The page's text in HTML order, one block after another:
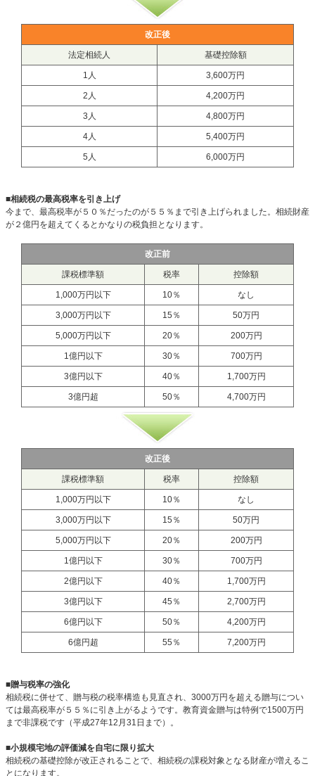
改正後
法定相続人 基礎控除額
1人 3,600万円
2人 4,200万円
3人 4,800万円
4人 5,400万円
5人 6,000万円
■相続税の最高税率を引き上げ
今まで、最高税率が５０％だったのが５５％まで引き上げられました。相続財産
が２億円を超えてくるとかなりの税負担となります。
改正前
課税標準額 税率 控除額
1,000万円以下 10％ なし
3,000万円以下 15％ 50万円
5,000万円以下 20％ 200万円
1億円以下 30％ 700万円
3億円以下 40％ 1,700万円
3億円超 50％ 4,700万円
改正後
課税標準額 税率 控除額
1,000万円以下 10％ なし
3,000万円以下 15％ 50万円
5,000万円以下 20％ 200万円
1億円以下 30％ 700万円
2億円以下 40％ 1,700万円
3億円以下 45％ 2,700万円
6億円以下 50％ 4,200万円
6億円超 55％ 7,200万円
■贈与税率の強化
相続税に併せて、贈与税の税率構造も見直され、3000万円を超える贈与につい
ては最高税率が５５％に引き上がるようです。教育資金贈与は特例で1500万円
まで非課税です（平成27年12月31日まで）。
■小規模宅地の評価減を自宅に限り拡大
相続税の基礎控除が改正されることで、相続税の課税対象となる財産が増えるこ
とになります。